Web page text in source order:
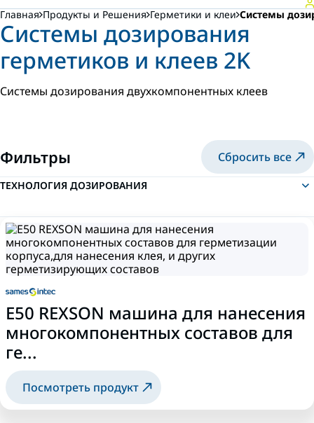
Главная Продукты и Решения Герметики и клеи Системы
Системы дозирования
герметиков и клеев 2K
Системы дозирования двухкомпонентных клеев
Фильтры Сбросить все
ТЕХНОЛОГИЯ ДОЗИРОВАНИЯ
E50 REXSON машина для нанесения
многокомпонентных составов для
ге...
Посмотреть продукт